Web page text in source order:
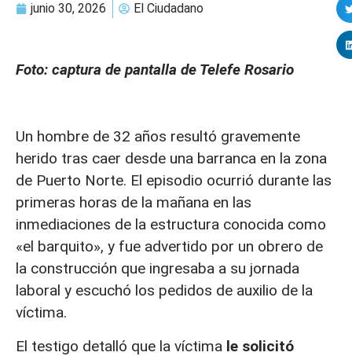
junio 30, 2026 El Ciudadano
Foto: captura de pantalla de Telefe Rosario
Un hombre de 32 años resultó gravemente
herido tras caer desde una barranca en la zona
de Puerto Norte. El episodio ocurrió durante las
primeras horas de la mañana en las
inmediaciones de la estructura conocida como
«el barquito», y fue advertido por un obrero de
la construcción que ingresaba a su jornada
laboral y escuchó los pedidos de auxilio de la
víctima.
El testigo detalló que la víctima le solicitó